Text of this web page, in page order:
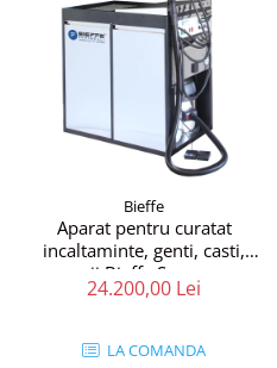
Bieffe
Aparat pentru curatat
incaltaminte, genti, casti,
accesorii Bieffe Scarpavapor
Plus
24.200,00 Lei
LA COMANDA